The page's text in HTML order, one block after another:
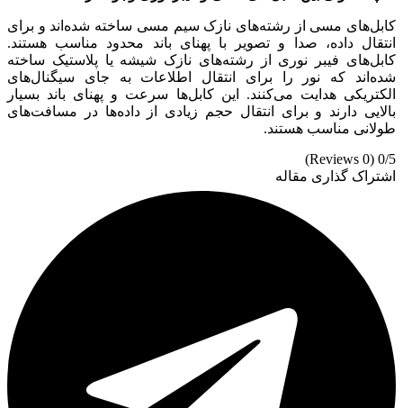
کابل‌های مسی از رشته‌های نازک سیم مسی ساخته شده‌اند و برای
انتقال داده، صدا و تصویر با پهنای باند محدود مناسب هستند.
کابل‌های فیبر نوری از رشته‌های نازک شیشه یا پلاستیک ساخته
شده‌اند که نور را برای انتقال اطلاعات به جای سیگنال‌های
الکتریکی هدایت می‌کنند. این کابل‌ها سرعت و پهنای باند بسیار
بالایی دارند و برای انتقال حجم زیادی از داده‌ها در مسافت‌های
طولانی مناسب هستند.
0/5
(0 Reviews)
اشتراک گذاری مقاله